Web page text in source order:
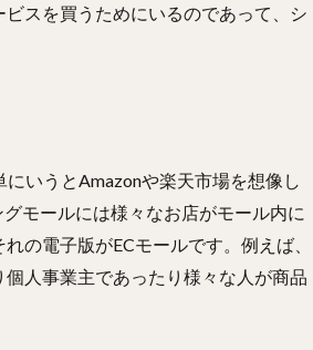
スを買うためにいるのであって、シ
いうとAmazonや楽天市場を想像し
モールには様々なお店がモール内に
の電子版がECモールです。例えば、
人事業主であったり様々な人が商品